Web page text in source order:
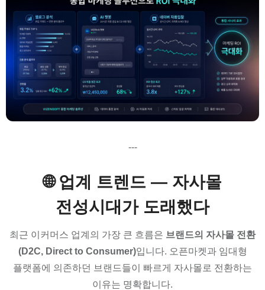
---
🌐 업계 트렌드 — 자사몰
전성시대가 도래했다
최근 이커머스 업계의 가장 큰 흐름은 브랜드의 자사몰 전환
(D2C, Direct to Consumer)입니다. 오픈마켓과 임대형
플랫폼에 의존하던 브랜드들이 빠르게 자사몰로 전환하는
이유는 명확합니다.